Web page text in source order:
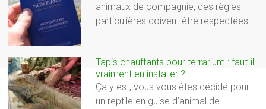
animaux de compagnie, des règles
particulières doivent être respectées.…
Tapis chauffants pour terrarium : faut-il
vraiment en installer ?
Ça y est, vous vous êtes décidé pour
un reptile en guise d’animal de